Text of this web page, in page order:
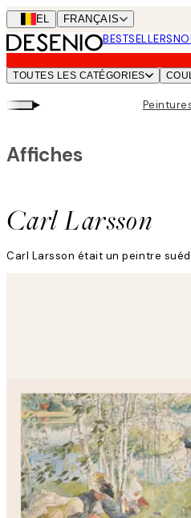
Skip
to
main
content.
BEL FRANÇAIS
BESTSELLERS
TOUTES LES CATÉGORIES
▸
Carl Larsson
Affiches
Carl Larsson était un peintre